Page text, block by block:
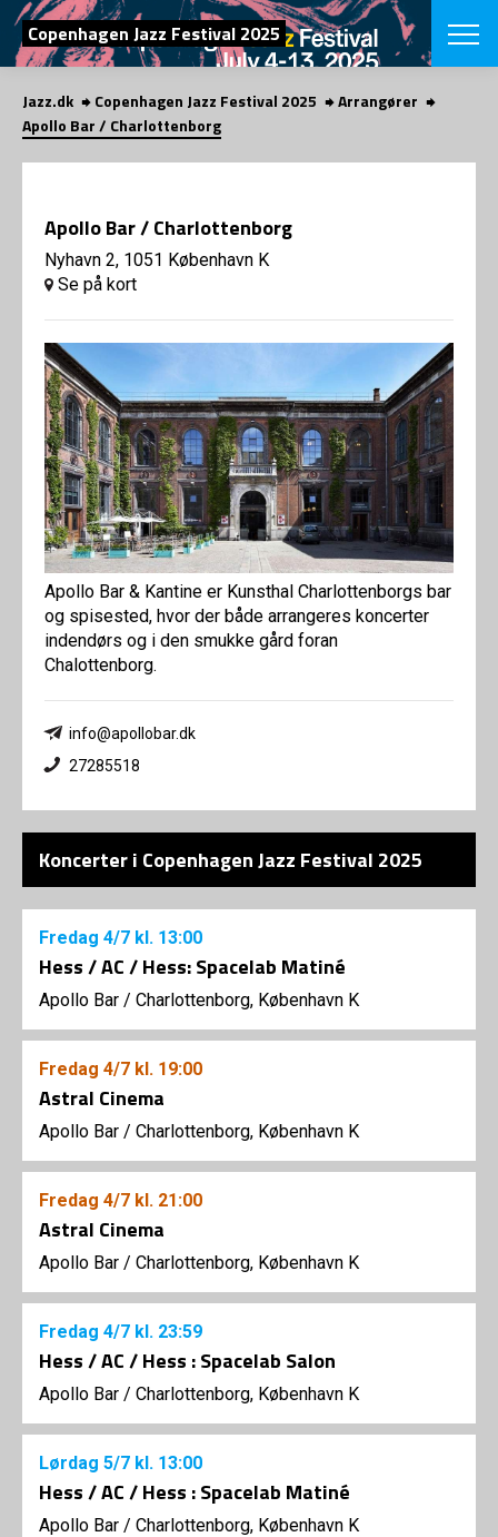
SØG
Copenhagen Jazz Festival 2025
English
Om
Om
Kontakt
Om fonden
Om
SHOP
Jazz.dk Copenhagen Jazz Festival 2025
Arrangører
Apollo Bar / Charlottenborg
Apollo Bar / Charlottenborg
Nyhavn 2, 1051 København K
Se på kort
Apollo Bar & Kantine er Kunsthal Charlottenborgs bar
og spisested, hvor der både arrangeres koncerter
indendørs og i den smukke gård foran
Chalottenborg.
info@apollobar.dk
27285518
Koncerter i Copenhagen Jazz Festival 2025
Fredag 4/7 kl. 13:00
Hess / AC / Hess: Spacelab Matiné
Apollo Bar / Charlottenborg, København K
Fredag 4/7 kl. 19:00
Astral Cinema
Apollo Bar / Charlottenborg, København K
Fredag 4/7 kl. 21:00
Astral Cinema
Apollo Bar / Charlottenborg, København K
Fredag 4/7 kl. 23:59
Hess / AC / Hess : Spacelab Salon
Apollo Bar / Charlottenborg, København K
Lørdag 5/7 kl. 13:00
Hess / AC / Hess : Spacelab Matiné
Apollo Bar / Charlottenborg, København K